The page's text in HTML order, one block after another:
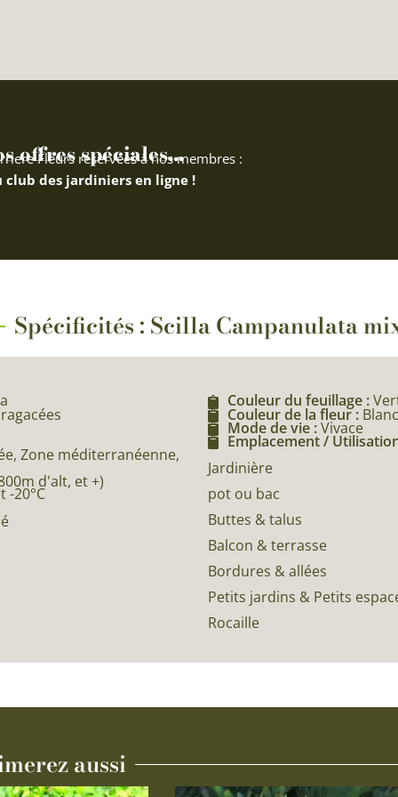
offres spéciales...
Fleurs réservées à nos membres :
club des jardiniers en ligne !
Spécificités : Scilla Campanulata
Zone méditerranéenne,
d'alt, et +)
-20°C
Couleur du feuillage :
Couleur de la fleur :
Mode de vie :Vivace
Emplacement /
Jardinière
pot ou bac
Buttes & talus
Balcon & terrasse
Bordures & allées
Petits jardins & Petits
Rocaille
aussi